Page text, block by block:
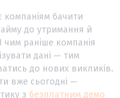
компаніям бачити
до утримання й
чим раніше компанія
дані — тим
до нових викликів.
вже сьогодні —
з безплатним демо